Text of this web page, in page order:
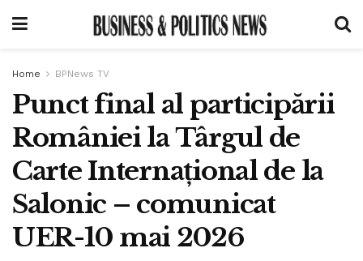
Home BPNews TV
Punct final al participării
României la Târgul de
Carte Internațional de la
Salonic – comunicat
UER-10 mai 2026